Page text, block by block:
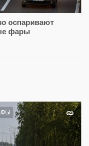
оспаривают
фары